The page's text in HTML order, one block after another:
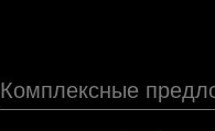
Комплексные